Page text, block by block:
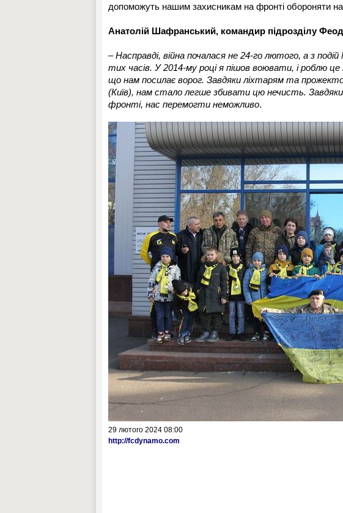
допоможуть нашим захисникам на фронті обороняти
Анатолій Шафранський, командир підрозділу
–Насправді, війна почалася не 24-го лютого, а з
тих часів. У 2014-му році я пішов воювати, і роблю
що нам посилає ворог. Завдяки ліхтарям та
(Київ), нам стало легше збивати цю нечисть.
фронті, нас перемогти неможливо.
29 лютого 2024 08:00
http://fcdynamo.com